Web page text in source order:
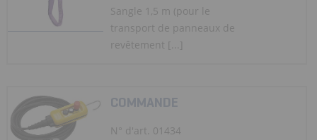
Sangle 1,5 m (pour le
transport de panneaux de
revêtement [...]
COMMANDE
N° d'art. 01434